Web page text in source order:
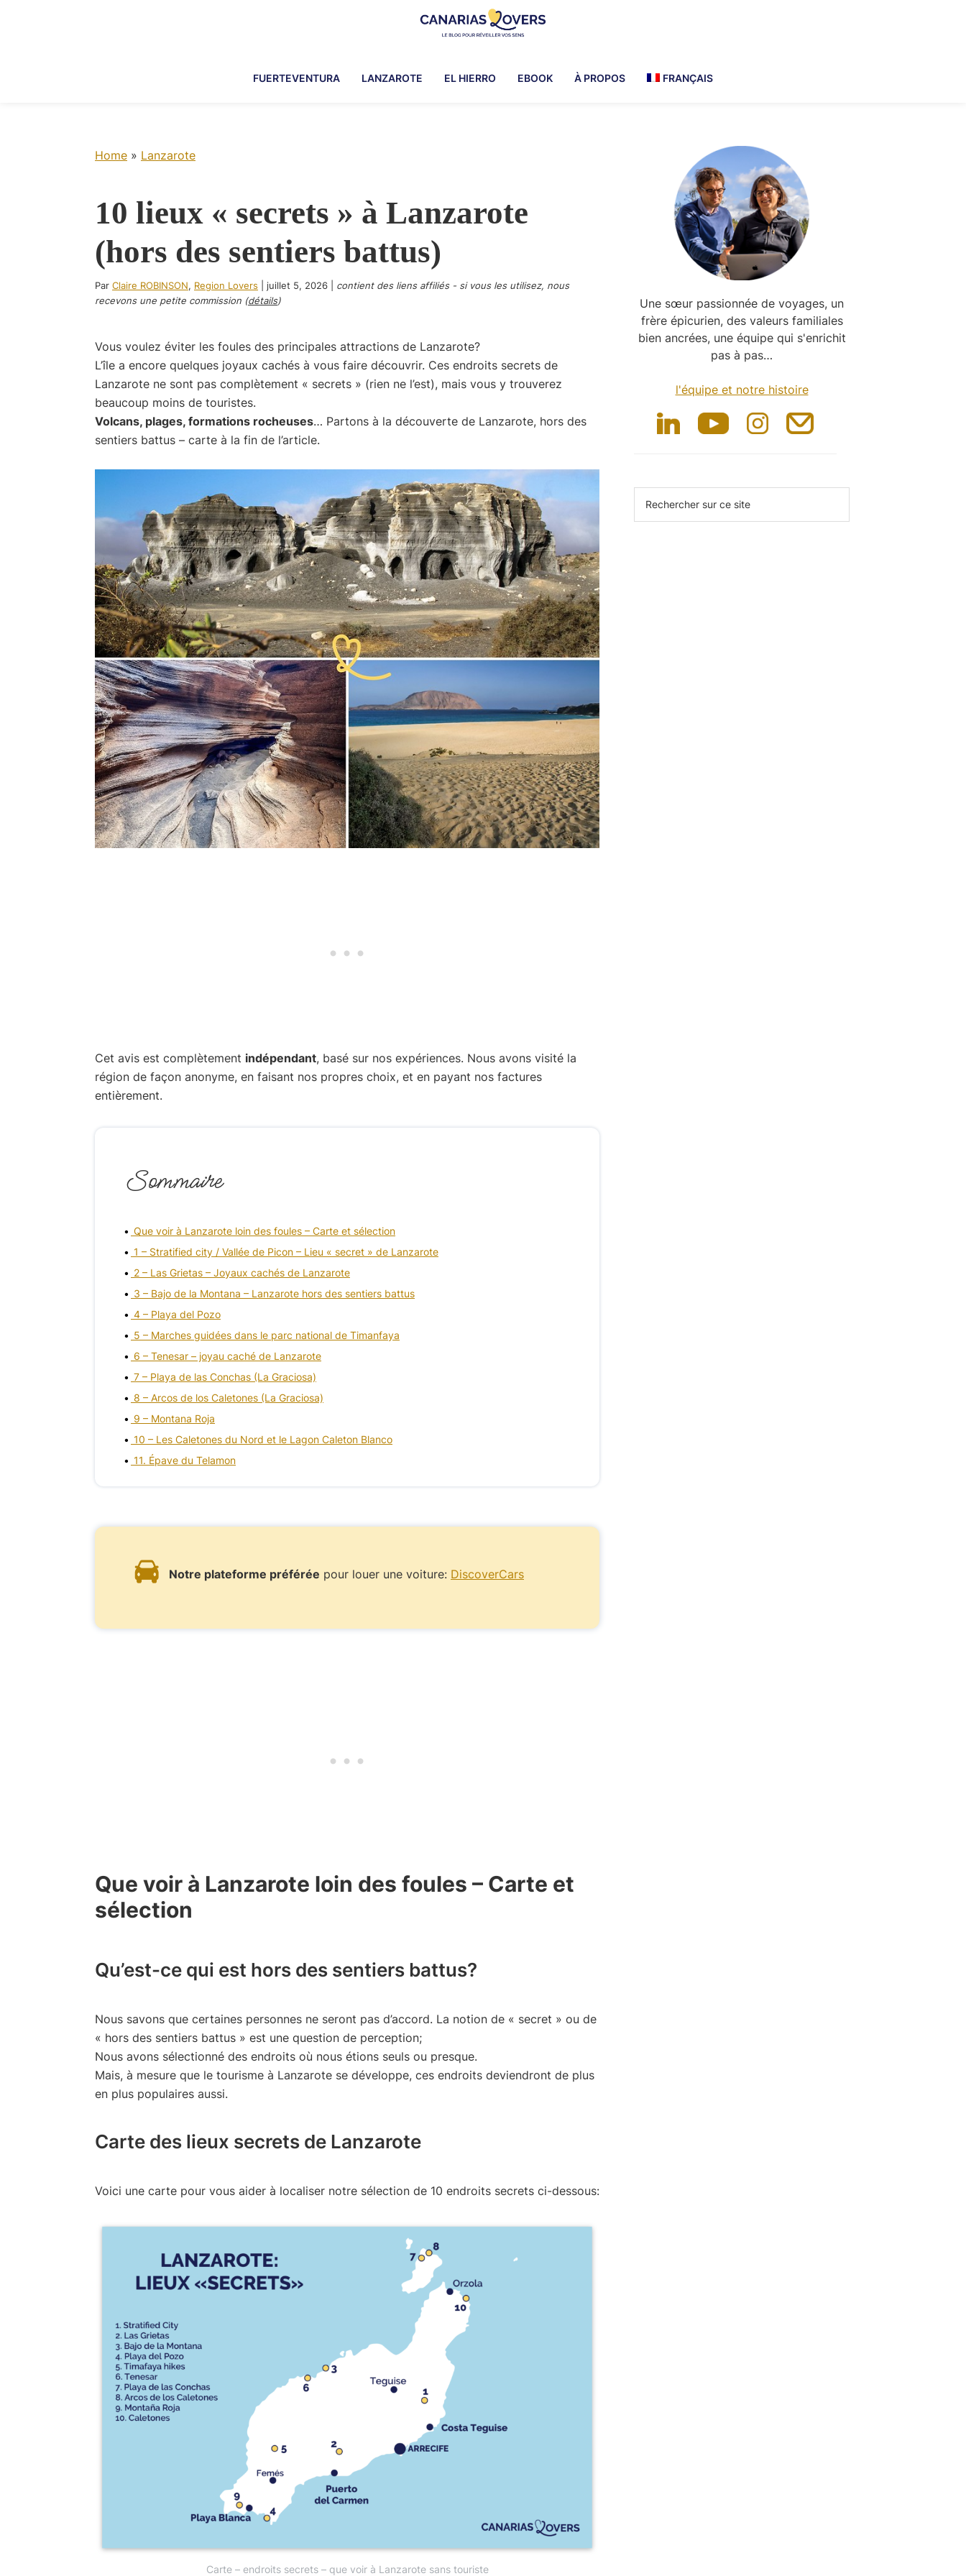
réveiller
-
Le
blog
de
Claire
FUERTEVENTURA LANZAROTE EL HIERRO EBOOK À PROPOS FRANÇAIS
Home » Lanzarote
10 lieux « secrets » à Lanzarote
(hors des sentiers battus)
Par Claire ROBINSON, Region Lovers juillet 5, 2026
contient des liens affiliés - si vous les utilisez, nous
recevons une petite commission (détails)
Vous voulez éviter les foules des principales attractions de Lanzarote?
L’île a encore quelques joyaux cachés à vous faire découvrir. Ces endroits secrets de
Lanzarote ne sont pas complètement « secrets » (rien ne l’est), mais vous y trouverez
beaucoup moins de touristes.
Volcans, plages, formations rocheuses… Partons à la découverte de Lanzarote, hors des
sentiers battus – carte à la fin de l’article.
Cet avis est complètement indépendant, basé sur nos expériences. Nous avons visité la
région de façon anonyme, en faisant nos propres choix, et en payant nos factures
entièrement.
Sommaire
Que voir à Lanzarote loin des foules – Carte et sélection
1 – Stratified city / Vallée de Picon – Lieu « secret » de Lanzarote
2 – Las Grietas – Joyaux cachés de Lanzarote
3 – Bajo de la Montana – Lanzarote hors des sentiers battus
4 – Playa del Pozo
5 – Marches guidées dans le parc national de Timanfaya
6 – Tenesar – joyau caché de Lanzarote
7 – Playa de las Conchas (La Graciosa)
8 – Arcos de los Caletones (La Graciosa)
9 – Montana Roja
10 – Les Caletones du Nord et le Lagon Caleton Blanco
11. Épave du Telamon
Notre plateforme préférée pour louer une voiture: DiscoverCars
Que voir à Lanzarote loin des foules – Carte et
sélection
Qu’est-ce qui est hors des sentiers battus?
Nous savons que certaines personnes ne seront pas d’accord. La notion de « secret » ou de
« hors des sentiers battus » est une question de perception;
Nous avons sélectionné des endroits où nous étions seuls ou presque.
Mais, à mesure que le tourisme à Lanzarote se développe, ces endroits deviendront de plus
en plus populaires aussi.
Carte des lieux secrets de Lanzarote
Voici une carte pour vous aider à localiser notre sélection de 10 endroits secrets ci-dessous:
Carte – endroits secrets – que voir à Lanzarote sans touriste
Primary
Sidebar
Une sœur passionnée de voyages, un
frère épicurien, des valeurs familiales
bien ancrées, une équipe qui s'enrichit
pas à pas…
l'équipe et notre histoire
sur